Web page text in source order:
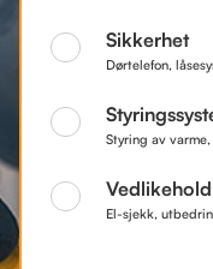
Sikkerhet
Dørtelefon,
Styring av
El-sjekk,